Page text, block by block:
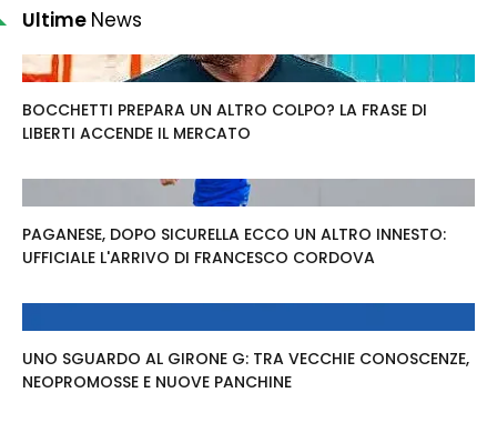
Ultime News
BOCCHETTI PREPARA UN ALTRO COLPO? LA FRASE DI
LIBERTI ACCENDE IL MERCATO
PAGANESE, DOPO SICURELLA ECCO UN ALTRO INNESTO:
UFFICIALE L'ARRIVO DI FRANCESCO CORDOVA
UNO SGUARDO AL GIRONE G: TRA VECCHIE CONOSCENZE,
NEOPROMOSSE E NUOVE PANCHINE